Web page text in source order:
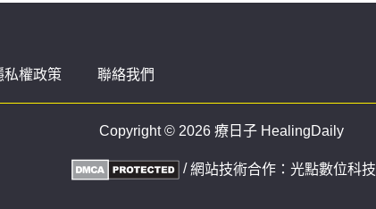
私權政策 聯絡我們
Copyright © 2026 療日子 HealingDaily
/網站技術合作： 光點數位科技